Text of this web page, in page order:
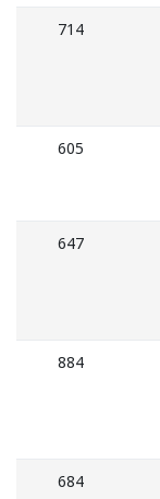
714
605
647
884
684